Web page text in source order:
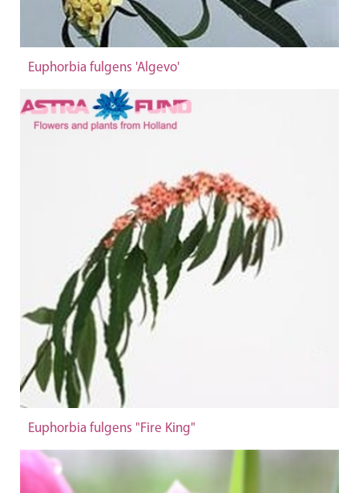
Euphorbia fulgens 'Algevo'
Euphorbia fulgens "Fire King"